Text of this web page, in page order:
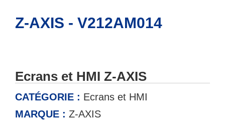
Z-AXIS - V212AM014
Ecrans et HMI Z-AXIS
CATÉGORIE : Ecrans et HMI
MARQUE : Z-AXIS